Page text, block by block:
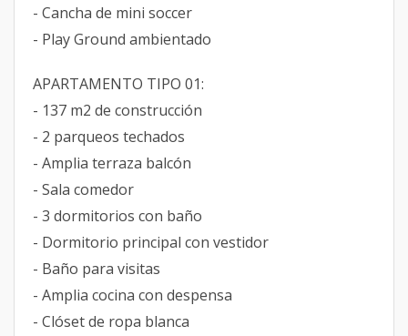
- Cancha de mini soccer
- Play Ground ambientado
APARTAMENTO TIPO 01:
- 137 m2 de construcción
- 2 parqueos techados
- Amplia terraza balcón
- Sala comedor
- 3 dormitorios con baño
- Dormitorio principal con vestidor
- Baño para visitas
- Amplia cocina con despensa
- Clóset de ropa blanca